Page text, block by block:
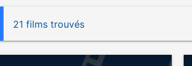
21 films trouvés